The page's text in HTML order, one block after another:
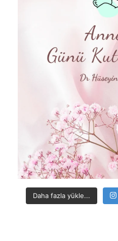
Daha fazla yükle...